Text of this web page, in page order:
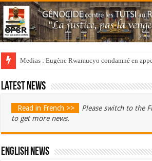
Medias : Eugène Rwamucyo condamné en
Latest news
Read in French >>
Please switch to the
to get more news.
English News